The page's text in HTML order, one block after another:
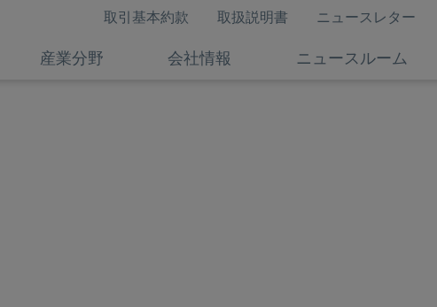
取引基本約款 取扱説明書 ニュースレター
産業分野 会社情報 ニュースルーム